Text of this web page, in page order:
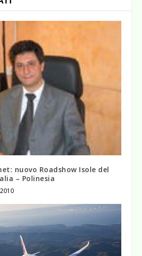
nuovo Roadshow Isole del
– Polinesia